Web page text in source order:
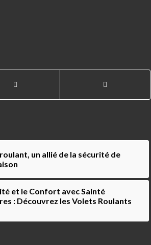
un allié de la sécurité de
et le Confort avec Sainté
: Découvrez les Volets Roulants